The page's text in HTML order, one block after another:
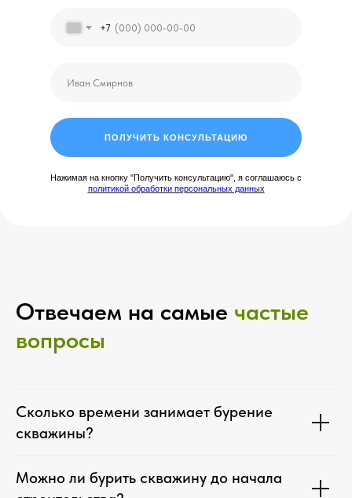
+7
ПОЛУЧИТЬ КОНСУЛЬТАЦИЮ
Нажимая на кнопку "Получить консультацию", я соглашаюсь с
политикой обработки персональных данных
Отвечаем на самые частые
вопросы
Сколько времени занимает бурение
скважины?
Можно ли бурить скважину до начала